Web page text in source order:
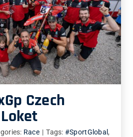
Czech
Race | Tags: #SportGlobal,